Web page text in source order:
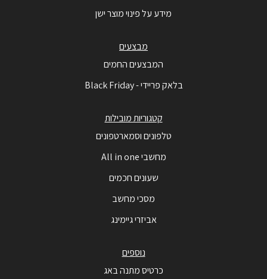
מידע על פינוי מוצר ישן
מבצעים
המבצעים החמים
בלאק פריידי - Black Friday
קטגוריות מובילות
טלפונים וסמארטפונים
מחשבי All in one
שעונים חכמים
מסכי מחשב
אביזרי גיימינג
נוספים
כרטיס מתנה באג